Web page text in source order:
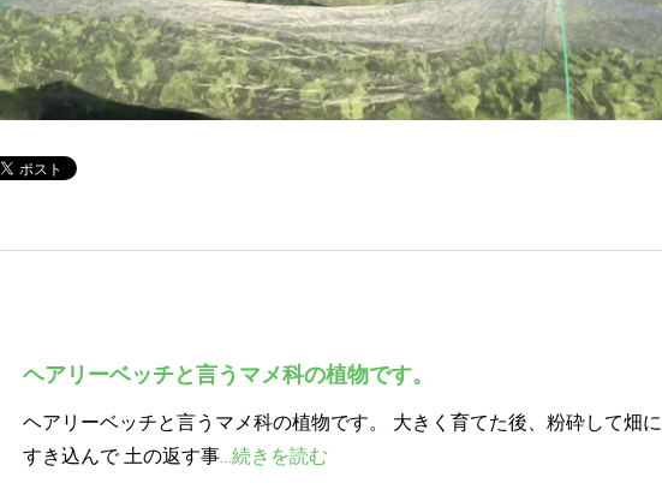
ヘアリーベッチと言うマメ科の植物です。
ヘアリーベッチと言うマメ科の植物です。 大きく育てた後、粉砕して畑に
すき込んで 土の返す事…続きを読む